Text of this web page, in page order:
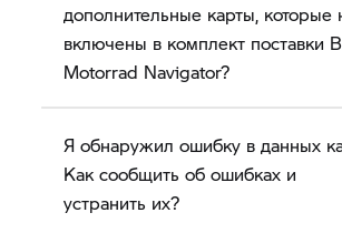
дополнительные карты, которые
включены в комплект поставки
Motorrad Navigator?
Я обнаружил ошибку в данных
Как сообщить об ошибках и
устранить их?